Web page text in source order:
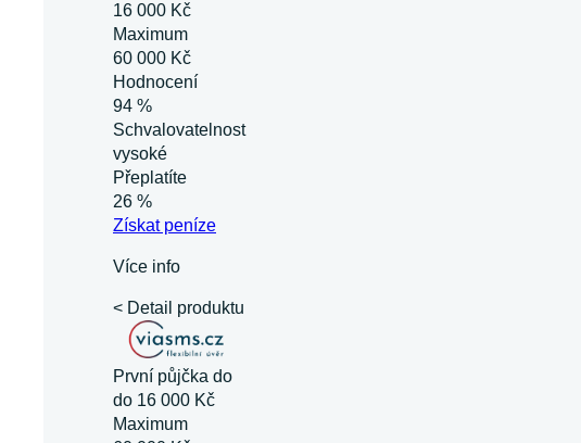
16 000 Kč
Maximum
60 000 Kč
Hodnocení
94 %
Schvalovatelnost
vysoké
Přeplatíte
26 %
Získatpeníze
Více info
< Detail produktu
První půjčka do
do 16 000 Kč
Maximum